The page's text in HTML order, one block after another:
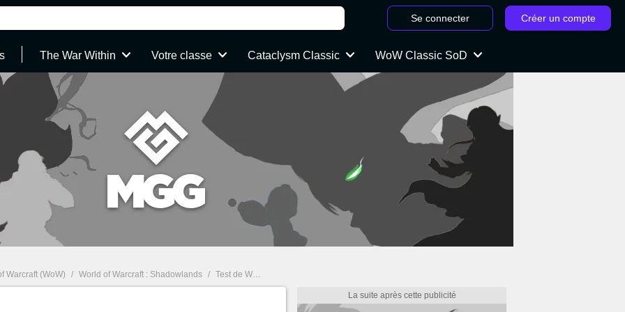
Se connecter Créer un compte
The War Within Votre classe Cataclysm Classic WoW Classic SoD
Warcraft (WoW) / World of Warcraft : Shadowlands / Test de World of Warcraft : Shadowlands PC & Mac